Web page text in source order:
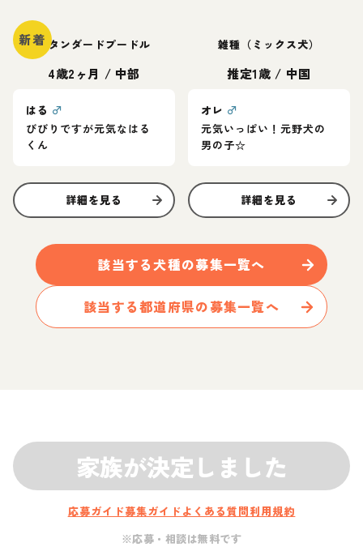
新着スタンダードプードル
4歳2ヶ月 / 中部
はる ♂
びびりですが元気なはる
くん
詳細を見る
雑種（ミックス犬）
推定1歳 / 中国
オレ ♂
元気いっぱい！元野犬の
男の子☆
詳細を見る
該当する犬種の募集一覧へ
該当する都道府県の募集一覧へ
家族が決定しました
応募ガイド募集ガイド よくある質問利用規約
※応募・相談は無料です